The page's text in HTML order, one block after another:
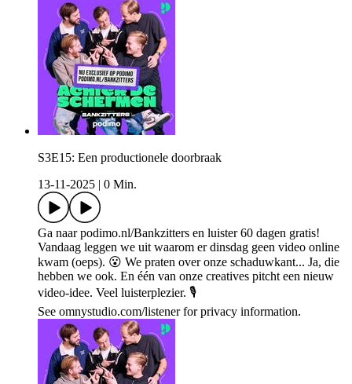
S3E15: Een productionele doorbraak
13-11-2025
0 Min.
Ga naar podimo.nl/Bankzitters en luister 60 dagen gratis!
Vandaag leggen we uit waarom er dinsdag geen video online
kwam (oeps). 😮 We praten over onze schaduwkant... Ja, die
hebben we ook. En één van onze creatives pitcht een nieuw
video-idee. Veel luisterplezier. 🎙
See omnystudio.com/listener for privacy information.